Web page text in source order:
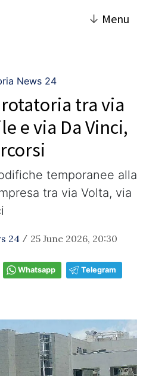
↓ Menu
News 24
tra via
e via Da Vinci,
temporanee alla
tra via Volta, via
24 / 25 June 2026, 20:30
Whatsapp Telegram